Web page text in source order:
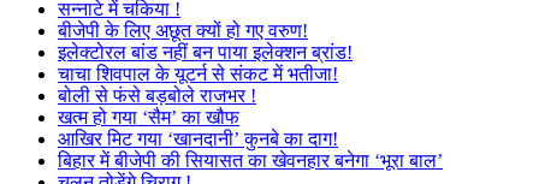
सन्नाटे में चकिया !
बीजेपी के लिए अछूत क्यों हो गए वरुण!
इलेक्टोरल बांड नहीं बन पाया इलेक्शन ब्रांड!
चाचा शिवपाल के यूटर्न से संकट में भतीजा!
बोली से फंसे बड़बोले राजभर !
खत्म हो गया ‘सैम’ का खौफ
आखिर मिट गया ‘खानदानी’ कुनबे का दाग!
बिहार में बीजेपी की सियासत का खेवनहार बनेगा ‘भूरा बाल’